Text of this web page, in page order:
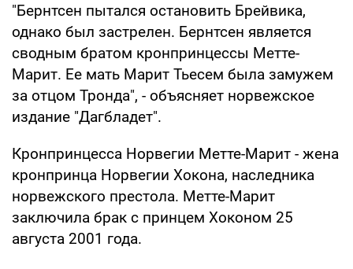
"Бернтсен пытался остановить Брейвика,
однако был застрелен. Бернтсен является
сводным братом кронпринцессы Метте-
Марит. Ее мать Марит Тьесем была замужем
за отцом Тронда", - объясняет норвежское
издание "Дагбладет".
Кронпринцесса Норвегии Метте-Марит - жена
кронпринца Норвегии Хокона, наследника
норвежского престола. Метте-Марит
заключила брак с принцем Хоконом 25
августа 2001 года.